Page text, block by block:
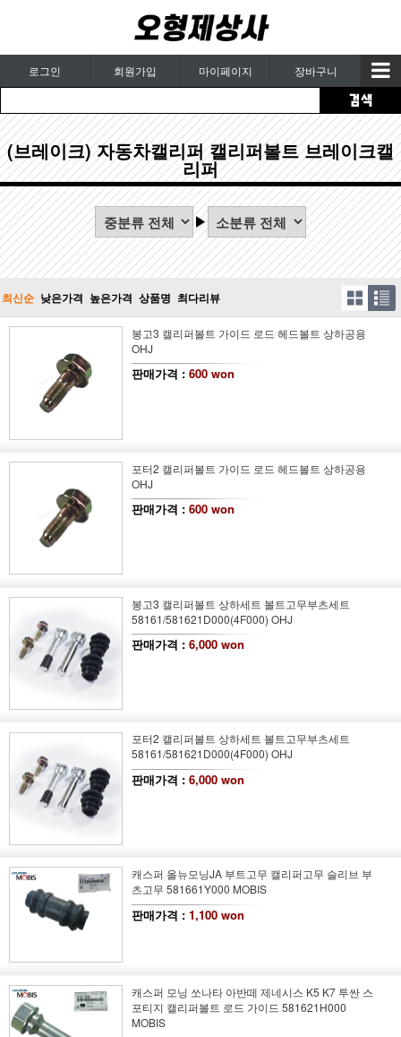
로그인 회원가입 마이페이지 장바구니
(브레이크) 자동차캘리퍼 캘리퍼볼트 브레이크캘
리퍼
최신순 낮은가격 높은가격 상품명 최다리뷰
봉고3 캘리퍼볼트 가이드 로드 헤드볼트 상하공용
OHJ
판매가격 : 600 won
포터2 캘리퍼볼트 가이드 로드 헤드볼트 상하공용
OHJ
판매가격 : 600 won
봉고3 캘리퍼볼트 상하세트 볼트고무부츠세트
58161/581621D000(4F000) OHJ
판매가격 : 6,000 won
포터2 캘리퍼볼트 상하세트 볼트고무부츠세트
58161/581621D000(4F000) OHJ
판매가격 : 6,000 won
캐스퍼 올뉴모닝JA 부트고무 캘리퍼고무 슬리브 부
츠고무 581661Y000 MOBIS
판매가격 : 1,100 won
캐스퍼 모닝 쏘나타 아반떼 제네시스 K5 K7 투싼 스
포티지 캘리퍼볼트 로드 가이드 581621H000
MOBIS